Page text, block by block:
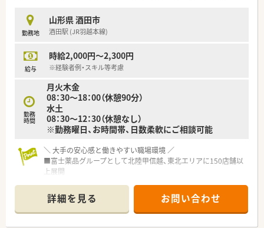
勤務地
山形県 酒田市
酒田駅 (JR羽越本線)
給与
時給2,000円～2,300円
※経験者例・スキル等考慮
勤務
時間
月火木金
08：30～18：00（休憩90分）
水土
08：30～12：30（休憩なし）
※勤務曜日、お時間帯、日数柔軟にご相談可能
＼ 大手の安心感と働きやすい職場環境 ／
■富士薬品グループとして北陸甲信越、東北エリアに150店舗以
上展開
きる環境が整っています。
■労働組合もあり年々働きやすい会社へと進化を続けておられ
ます。
詳細を見る お問い合わせ